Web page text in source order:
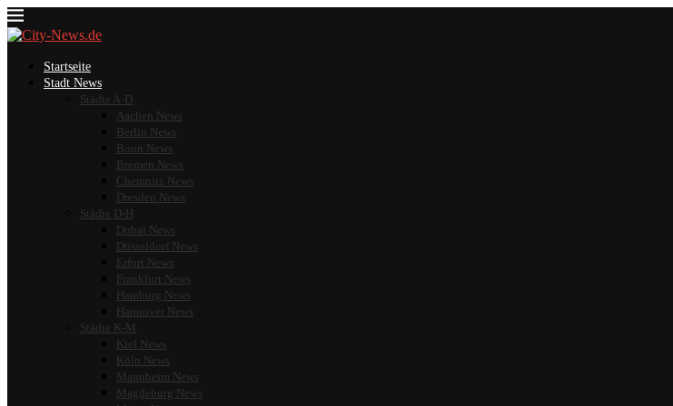
Startseite
Stadt News
Städte A-D
Aachen News
Berlin News
Bonn News
Bremen News
Chemnitz News
Dresden News
Städte D-H
Dubai News
Düsseldorf News
Erfurt News
Frankfurt News
Hamburg News
Hannover News
Städte K-M
Kiel News
Köln News
Mannheim News
Magdeburg News